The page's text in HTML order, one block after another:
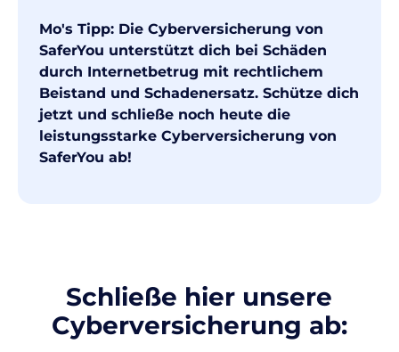
Mo's Tipp: Die Cyberversicherung von
SaferYou unterstützt dich bei Schäden
durch Internetbetrug mit rechtlichem
Beistand und Schadenersatz. Schütze dich
jetzt und schließe noch heute die
leistungsstarke Cyberversicherung von
SaferYou ab!
Schließe hier unsere
Cyberversicherung ab: